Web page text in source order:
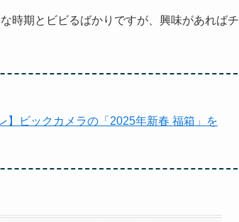
時期とビビるばかりですが、興味があればチ
】ビックカメラの「2025年新春 福箱」を